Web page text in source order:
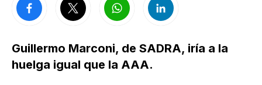
Guillermo Marconi, de SADRA, iría a la
huelga igual que la AAA.